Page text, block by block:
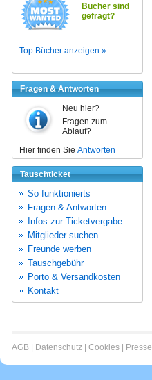
Bücher sind
gefragt?
Top Bücher anzeigen »
Fragen & Antworten
Neu hier?
Fragen zum
Ablauf?
Hier finden Sie Antworten
Tauschticket
So funktionierts
Fragen & Antworten
Infos zur Ticketvergabe
Mitglieder suchen
Freunde werben
Tauschgebühr
Porto & Versandkosten
Kontakt
AGB | Datenschutz | Cookies | Presse